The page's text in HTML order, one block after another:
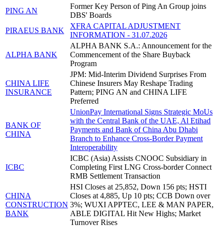
PING AN
Former Key Person of Ping An Group joins
DBS' Boards
PIRAEUS BANK
XFRA CAPITAL ADJUSTMENT
INFORMATION - 31.07.2026
ALPHA BANK
ALPHA BANK S.A.: Announcement for the
Commencement of the Share Buyback
Program
CHINA LIFE
INSURANCE
JPM: Mid-Interim Dividend Surprises From
Chinese Insurers May Reshape Trading
Pattern; PING AN and CHINA LIFE
Preferred
BANK OF
CHINA
UnionPay International Signs Strategic MoUs
with the Central Bank of the UAE, Al Etihad
Payments and Bank of China Abu Dhabi
Branch to Enhance Cross-Border Payment
Interoperability
ICBC
ICBC (Asia) Assists CNOOC Subsidiary in
Completing First LNG Cross-border Connect
RMB Settlement Transaction
CHINA
CONSTRUCTION
BANK
HSI Closes at 25,852, Down 156 pts; HSTI
Closes at 4,885, Up 10 pts; CCB Down over
3%; WUXI APPTEC, LEE & MAN PAPER,
ABLE DIGITAL Hit New Highs; Market
Turnover Rises